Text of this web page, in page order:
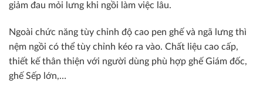
giảm đau mỏi lưng khi ngồi làm việc lâu.
Ngoài chức năng tùy chỉnh độ cao pen ghế và ngã lưng thì
nệm ngồi có thể tùy chỉnh kéo ra vào. Chất liệu cao cấp,
thiết kế thân thiện với người dùng phù hợp ghế Giám đốc,
ghế Sếp lớn,…